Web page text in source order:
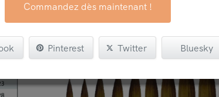
Commandez dès maintenant !
Pinterest Twitter Bluesky